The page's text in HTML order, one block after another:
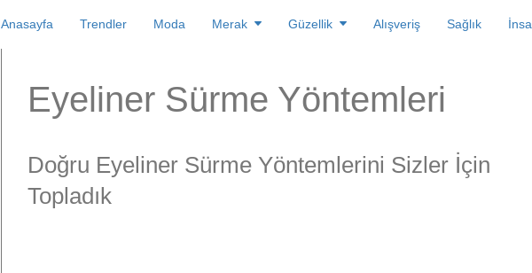
to
content
Anasayfa Trendler Moda Merak Güzellik Alışveriş Sağlık
Eyeliner Sürme Yöntemleri
Doğru Eyeliner Sürme Yöntemlerini Sizler İçin
Topladık